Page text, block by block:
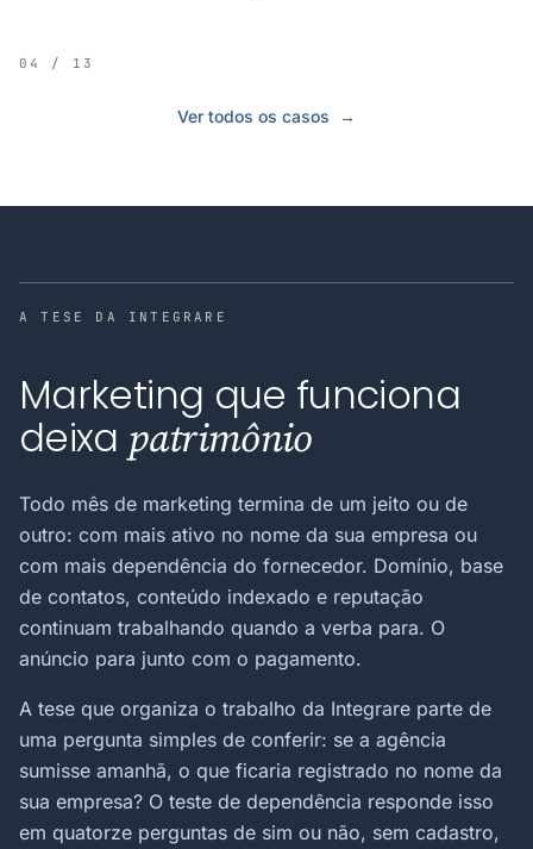
04 / 13
Ver todos os casos →
A TESE DA INTEGRARE
Marketing que funciona
deixa patrimônio
Todo mês de marketing termina de um jeito ou de
outro: com mais ativo no nome da sua empresa ou
com mais dependência do fornecedor. Domínio, base
de contatos, conteúdo indexado e reputação
continuam trabalhando quando a verba para. O
anúncio para junto com o pagamento.
A tese que organiza o trabalho da Integrare parte de
uma pergunta simples de conferir: se a agência
sumisse amanhã, o que ficaria registrado no nome da
sua empresa? O teste de dependência responde isso
em quatorze perguntas de sim ou não, sem cadastro,